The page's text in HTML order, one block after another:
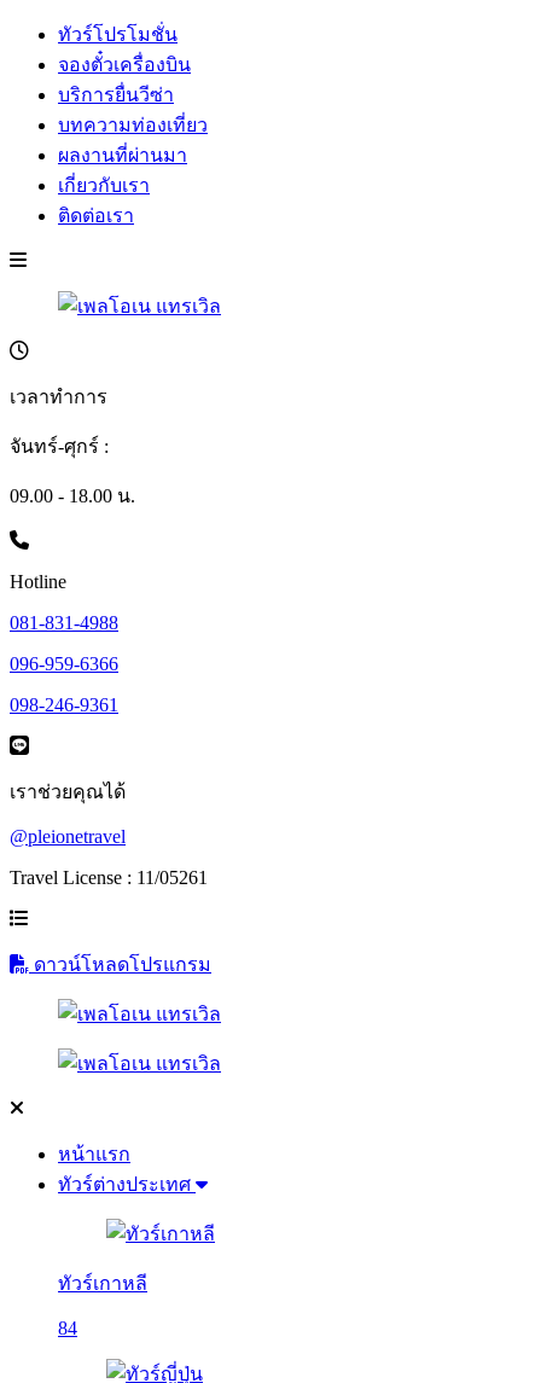
ทัวร์โปรโมชั่น
จองตั๋วเครื่องบิน
บริการยื่นวีซ่า
บทความท่องเที่ยว
ผลงานที่ผ่านมา
เกี่ยวกับเรา
ติดต่อเรา
เวลาทำการ
จันทร์-ศุกร์ :
09.00 - 18.00 น.
Hotline
081-831-4988
096-959-6366
098-246-9361
เราช่วยคุณได้
@pleionetravel
Travel License : 11/05261
ดาวน์โหลดโปรแกรม
หน้าแรก
ทัวร์ต่างประเทศ
ทัวร์เกาหลี
84